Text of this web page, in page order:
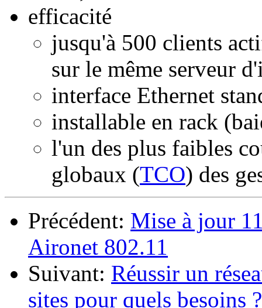
efficacité
jusqu'à 500 clients
sur le même serveur
interface Ethernet
installable en rack
l'un des plus faibles
globaux (TCO) des
Précédent: Mise à jour
Aironet 802.11
Suivant: Réussir un
sites pour quels besoins ?